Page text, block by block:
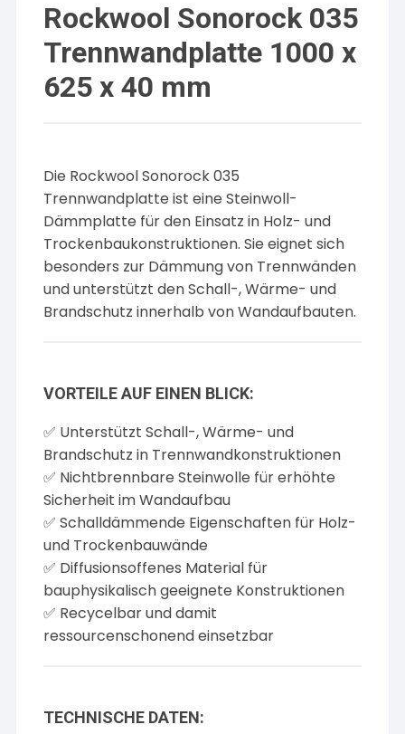
Rockwool Sonorock 035
Trennwandplatte 1000 x
625 x 40 mm
Die Rockwool Sonorock 035
Trennwandplatte ist eine Steinwoll-
Dämmplatte für den Einsatz in Holz- und
Trockenbaukonstruktionen. Sie eignet sich
besonders zur Dämmung von Trennwänden
und unterstützt den Schall-, Wärme- und
Brandschutz innerhalb von Wandaufbauten.
VORTEILE AUF EINEN BLICK:
✅ Unterstützt Schall-, Wärme- und
Brandschutz in Trennwandkonstruktionen
✅ Nichtbrennbare Steinwolle für erhöhte
Sicherheit im Wandaufbau
✅ Schalldämmende Eigenschaften für Holz-
und Trockenbauwände
✅ Diffusionsoffenes Material für
bauphysikalisch geeignete Konstruktionen
✅ Recycelbar und damit
ressourcenschonend einsetzbar
TECHNISCHE DATEN: